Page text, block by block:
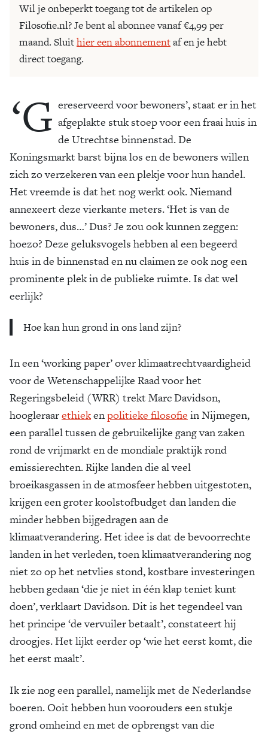
Wil je onbeperkt toegang tot de artikelen op
Filosofie.nl? Je bent al abonnee vanaf €4,99 per
maand. Sluithier een abonnementaf en je hebt
direct toegang.
‘G ereserveerd voor bewoners’, staat er in het
afgeplakte stuk stoep voor een fraai huis in
de Utrechtse binnenstad. De
Koningsmarkt barst bijna los en de bewoners willen
zich zo verzekeren van een plekje voor hun handel.
Het vreemde is dat het nog werkt ook. Niemand
annexeert deze vierkante meters. ‘Het is van de
bewoners, dus…’ Dus? Je zou ook kunnen zeggen:
hoezo? Deze geluksvogels hebben al een begeerd
huis in de binnenstad en nu claimen ze ook nog een
prominente plek in de publieke ruimte. Is dat wel
eerlijk?
Hoe kan hun grond in ons land zijn?
In een ‘working paper’ over klimaatrechtvaardigheid
voor de Wetenschappelijke Raad voor het
Regeringsbeleid (WRR) trekt Marc Davidson,
hoogleraarethiekenpolitieke filosofie in Nijmegen,
een parallel tussen de gebruikelijke gang van zaken
rond de vrijmarkt en de mondiale praktijk rond
emissierechten. Rijke landen die al veel
broeikasgassen in de atmosfeer hebben uitgestoten,
krijgen een groter koolstofbudget dan landen die
minder hebben bijgedragen aan de
klimaatverandering. Het idee is dat de bevoorrechte
landen in het verleden, toen klimaatverandering nog
niet zo op het netvlies stond, kostbare investeringen
hebben gedaan ‘die je niet in één klap teniet kunt
doen’, verklaart Davidson. Dit is het tegendeel van
het principe ‘de vervuiler betaalt’, constateert hij
droogjes. Het lijkt eerder op ‘wie het eerst komt, die
het eerst maalt’.
Ik zie nog een parallel, namelijk met de Nederlandse
boeren. Ooit hebben hun voorouders een stukje
grond omheind en met de opbrengst van die